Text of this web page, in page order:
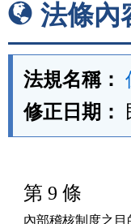
法條內
法規名稱：
修正日期：
第 9 條
內部稽核制度之